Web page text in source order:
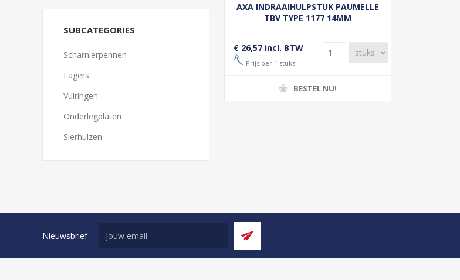
AXA INDRAAIHULPSTUK PAUMELLE
TBV TYPE 1177 14MM
€ 26,57 incl. BTW
Prijs per 1 stuks
BESTEL NU!
SUBCATEGORIES
Scharnierpennen
Lagers
Vulringen
Onderlegplaten
Sierhulzen
Nieuwsbrief